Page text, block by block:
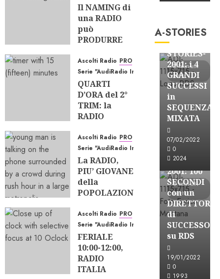
Il NAMING di
una RADIO
può
PRODURRE
07/08/2026
0
63
Ascolti Radio PRO
Serie "AudiRadio Insights"
QUARTI
D’ORA del 2°
TRIM: la
RADIO
EQUILIBRI
CAMBIANO
23/07/2026
0
184
Ascolti Radio PRO
Serie "AudiRadio Insights"
La RADIO,
PIU’ GIOVANE
della
POPOLAZIONE;
STAZIONI?
22/06/2026
0
205
Ascolti Radio PRO
Serie "AudiRadio Insights"
FERIALE
10:00-12:00,
RADIO
ITALIA
A-STORIES
3 minuti
letti
FREE
A-
STORIES-
2001: i 4
GRANDI
SUCCESSI
in
SEQUENZA
MIXATA
07/02/2022
0
2024
3 minuti
letti
A-Stories
FREE
A-
STORIES-
2001: 100
SECONDI
con un
DIRETTORE
di
SUCCESSO
su RDS
19/01/2022
0
1993
A-Stories